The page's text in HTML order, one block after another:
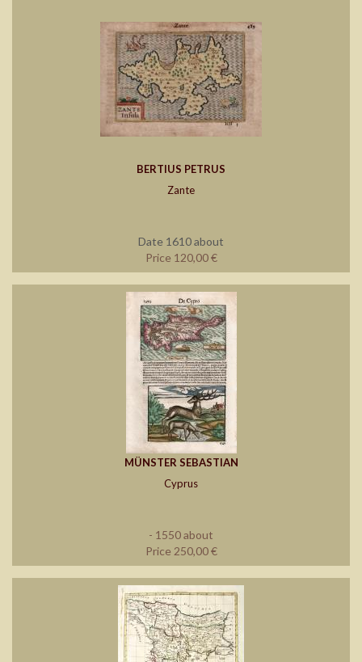
BERTIUS PETRUS
Zante
Date 1610 about
Price 120,00 €
MÜNSTER SEBASTIAN
Cyprus
- 1550 about
Price 250,00 €